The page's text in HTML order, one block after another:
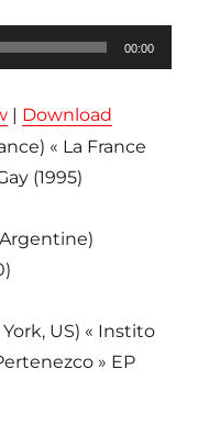
00:00
| Download
« La France
(1995)
US) « Instito
» EP